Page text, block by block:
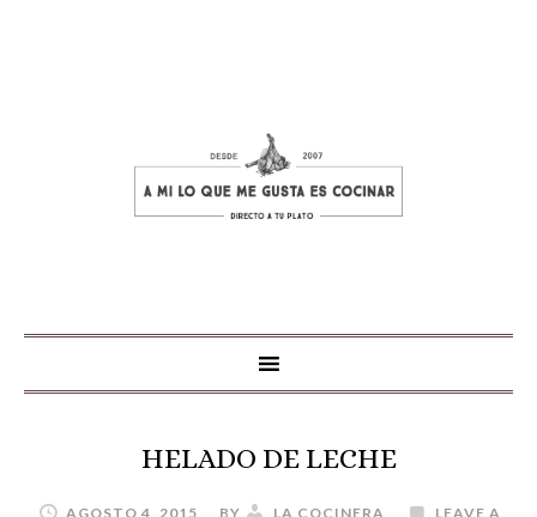
HELADO DE LECHE
AGOSTO 4, 2015 BY LA COCINERA
LEAVE A